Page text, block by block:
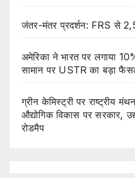
जंतर-मंतर प्रदर्शन: FRS से
अमेरिका ने भारत पर लगाया
सामान पर USTR का बड़ा
ग्रीन केमिस्ट्री पर राष्ट्रीय
औद्योगिक विकास पर सरकार,
रोडमैप